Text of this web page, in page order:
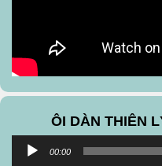
ÔI DÀN THIÊN
Audio
00:00